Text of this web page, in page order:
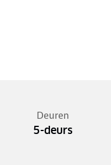
Deuren
5-deurs